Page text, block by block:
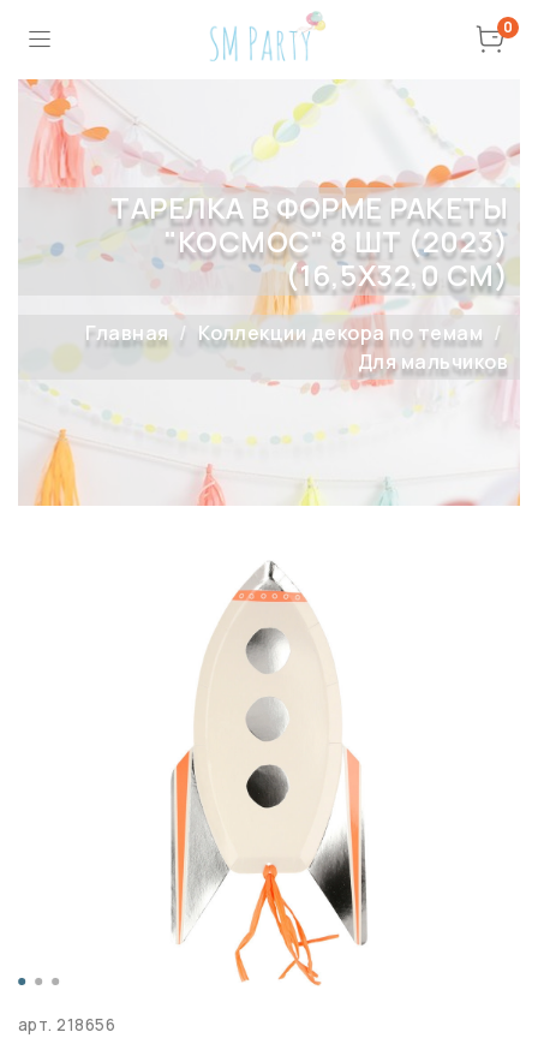
0
ТАРЕЛКА В ФОРМЕ РАКЕТЫ
"КОСМОС" 8 ШТ (2023)
(16,5Х32,0 СМ)
Главная
Коллекции декора по темам
Для мальчиков
арт.218656